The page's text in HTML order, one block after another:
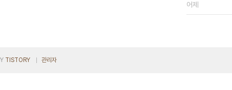
어제
TISTORY 관리자